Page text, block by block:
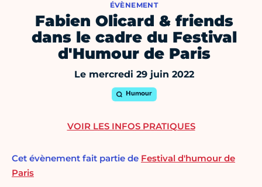
ÉVÈNEMENT
Fabien Olicard & friends
dans le cadre du Festival
d'Humour de Paris
Le mercredi 29 juin 2022
Humour
Cet évènement fait partie de Festival d'humour de
Paris
VOIR LES INFOS PRATIQUES